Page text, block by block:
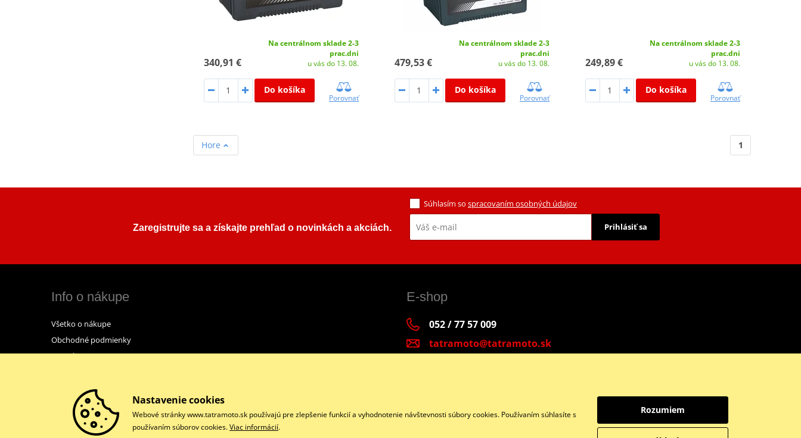
340,91 €
Na centrálnom sklade 2-3
prac.dni
u vás do 13. 08.
Do košíka
Porovnať
479,53 €
Na centrálnom sklade 2-3
prac.dni
u vás do 13. 08.
Do košíka
Porovnať
249,89 €
Na centrálnom sklade 2-3
prac.dni
u vás do 13. 08.
Do košíka
Porovnať
1
Hore
Zaregistrujte sa a získajte prehľad o novinkách a akciách.
Súhlasím so spracovaním osobných údajov
Prihlásiť sa
Info o nákupe
Všetko o nákupe
Obchodné podmienky
Kontakt
E-shop
052 / 77 57 009
tatramoto@tatramoto.sk
Nastavenie cookies
Webové stránky www.tatramoto.sk používajú pre zlepšenie funkcií a vyhodnotenie návštevnosti súbory cookies. Používaním súhlasíte s
používaním súborov cookies.Viac informácií.
Rozumiem